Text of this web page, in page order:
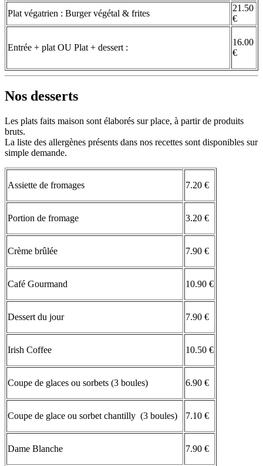
Plat végatrien : Burger végétal & frites
21.50
€
Entrée + plat OU Plat + dessert :
16.00
€
Nos desserts
Les plats faits maison sont élaborés sur place, à partir de produits
bruts.
La liste des allergènes présents dans nos recettes sont disponibles sur
simple demande.
Assiette de fromages 7.20 €
Portion de fromage 3.20 €
Crème brûlée 7.90 €
Café Gourmand 10.90 €
Dessert du jour 7.90 €
Irish Coffee 10.50 €
Coupe de glaces ou sorbets (3 boules) 6.90 €
Coupe de glace ou sorbet chantilly (3 boules) 7.10 €
Dame Blanche 7.90 €